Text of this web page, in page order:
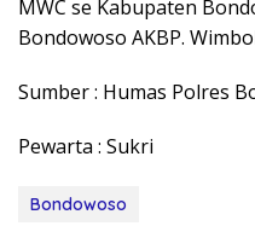
MWC se Kabupaten
Bondowoso AKBP.
Sumber : Humas Polres
Pewarta : Sukri
Bondowoso